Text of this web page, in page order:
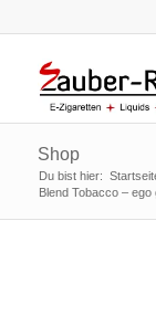
Shop
Du bist hier:
Blend Tobacco – ego